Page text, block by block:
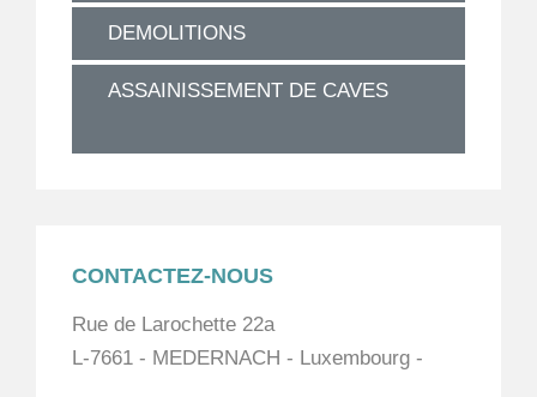
DEMOLITIONS
ASSAINISSEMENT DE CAVES
CONTACTEZ-NOUS
Rue de Larochette 22a
L-7661 - MEDERNACH - Luxembourg -